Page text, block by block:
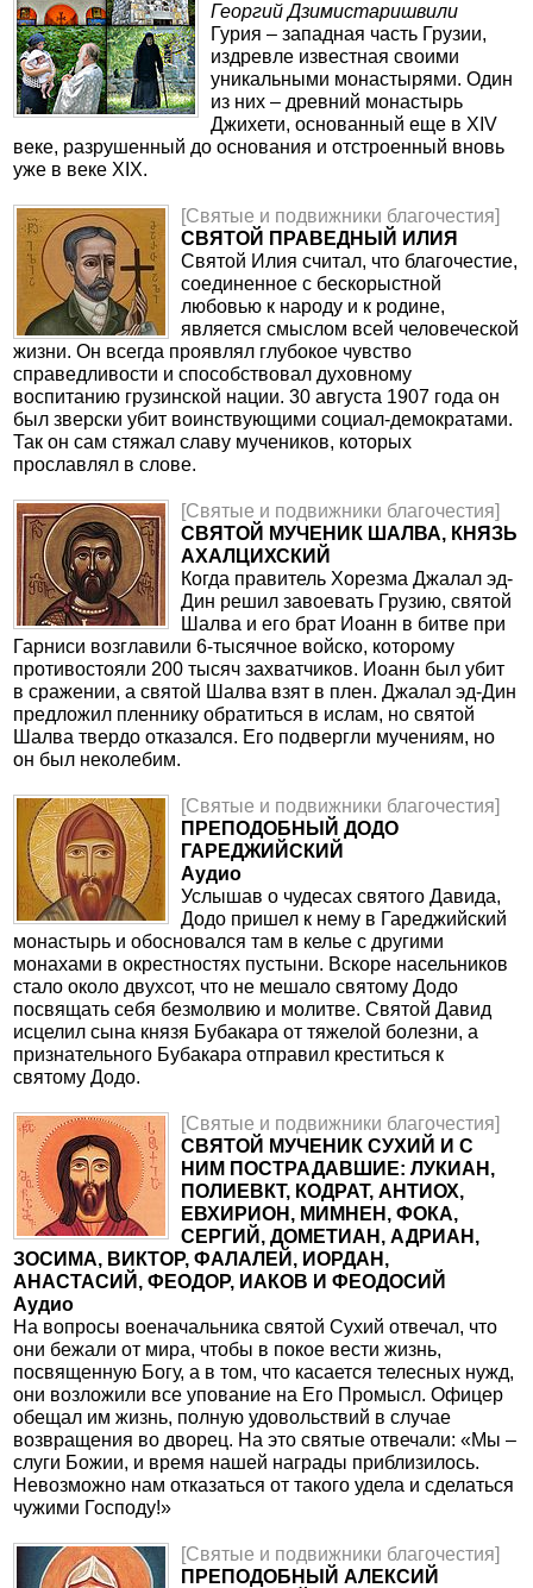
Георгий Дзимистаришвили
Гурия – западная часть Грузии,
издревле известная своими
уникальными монастырями. Один
из них – древний монастырь
Джихети, основанный еще в XIV
веке, разрушенный до основания и отстроенный вновь
уже в веке XIX.
[Святые и подвижники благочестия]
СВЯТОЙ ПРАВЕДНЫЙ ИЛИЯ
Святой Илия считал, что благочестие,
соединенное с бескорыстной
любовью к народу и к родине,
является смыслом всей человеческой
жизни. Он всегда проявлял глубокое чувство
справедливости и способствовал духовному
воспитанию грузинской нации. 30 августа 1907 года он
был зверски убит воинствующими социал-демократами.
Так он сам стяжал славу мучеников, которых
прославлял в слове.
[Святые и подвижники благочестия]
СВЯТОЙ МУЧЕНИК ШАЛВА, КНЯЗЬ
АХАЛЦИХСКИЙ
Когда правитель Хорезма Джалал эд-
Дин решил завоевать Грузию, святой
Шалва и его брат Иоанн в битве при
Гарниси возглавили 6-тысячное войско, которому
противостояли 200 тысяч захватчиков. Иоанн был убит
в сражении, а святой Шалва взят в плен. Джалал эд-Дин
предложил пленнику обратиться в ислам, но святой
Шалва твердо отказался. Его подвергли мучениям, но
он был неколебим.
[Святые и подвижники благочестия]
ПРЕПОДОБНЫЙ ДОДО
ГАРЕДЖИЙСКИЙ
Аудио
Услышав о чудесах святого Давида,
Додо пришел к нему в Гареджийский
монастырь и обосновался там в келье с другими
монахами в окрестностях пустыни. Вскоре насельников
стало около двухсот, что не мешало святому Додо
посвящать себя безмолвию и молитве. Святой Давид
исцелил сына князя Бубакара от тяжелой болезни, а
признательного Бубакара отправил креститься к
святому Додо.
[Святые и подвижники благочестия]
СВЯТОЙ МУЧЕНИК СУХИЙ И С
НИМ ПОСТРАДАВШИЕ: ЛУКИАН,
ПОЛИЕВКТ, КОДРАТ, АНТИОХ,
ЕВХИРИОН, МИМНЕН, ФОКА,
СЕРГИЙ, ДОМЕТИАН, АДРИАН,
ЗОСИМА, ВИКТОР, ФАЛАЛЕЙ, ИОРДАН,
АНАСТАСИЙ, ФЕОДОР, ИАКОВ И ФЕОДОСИЙ
Аудио
На вопросы военачальника святой Сухий отвечал, что
они бежали от мира, чтобы в покое вести жизнь,
посвященную Богу, а в том, что касается телесных нужд,
они возложили все упование на Его Промысл. Офицер
обещал им жизнь, полную удовольствий в случае
возвращения во дворец. На это святые отвечали: «Мы –
слуги Божии, и время нашей награды приблизилось.
Невозможно нам отказаться от такого удела и сделаться
чужими Господу!»
[Святые и подвижники благочестия]
ПРЕПОДОБНЫЙ АЛЕКСИЙ